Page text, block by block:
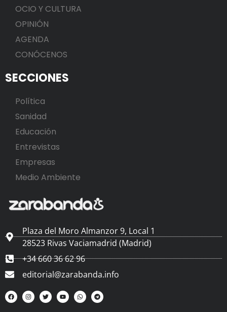
OCIO Y CULTURA
OPINIÓN
AGENDA
CONÓCENOS
SECCIONES
Política
Sanidad
Educación
Entrevistas
Empresas
Medio Ambiente
Plaza del Moro Almanzor 9, Local 1
28523 Rivas Vaciamadrid (Madrid)
+34 660 36 62 96
editorial@zarabanda.info